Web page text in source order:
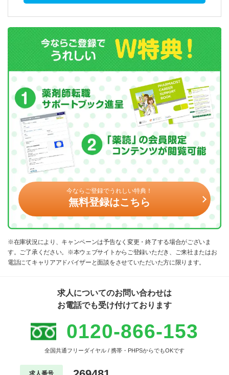
今ならご登録でうれしい特典！
無料登録はこちら
※在庫状況により、キャンペーンは予告なく変更・終了する場合がございま
す。ご了承ください。※本ウェブサイトからご登録いただき、ご来社またはお
電話にてキャリアアドバイザーと面談をさせていただいた方に限ります。
求人についてのお問い合わせは
お電話でも受け付けております
0120-866-153
全国共通フリーダイヤル / 携帯・PHPSからでもOKです